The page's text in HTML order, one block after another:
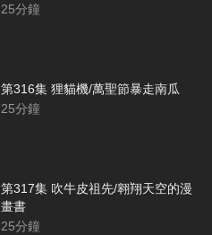
25分鐘
第316集 狸貓機/萬聖節暴走南瓜
25分鐘
第317集 吹牛皮祖先/翱翔天空的漫
畫書
25分鐘